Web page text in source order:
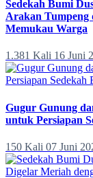
Sedekah Bumi
Arakan Tumpeng
Memukau Warga
1.381 Kali 16 Juni
Gugur Gunung
untuk Persiapan
150 Kali 07 Juni